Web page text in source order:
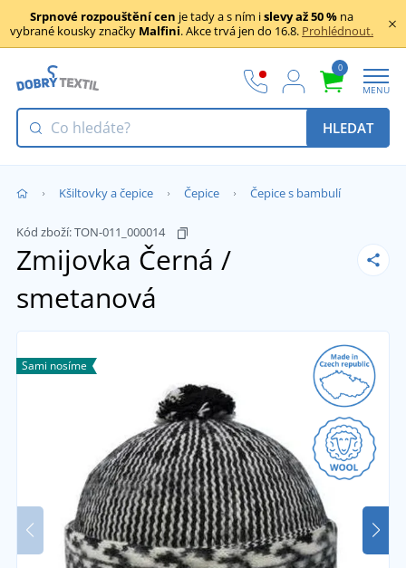
Srpnové rozpouštění cen je tady a s ním islevy až 50 % na
vybrané kousky značky Malfini. Akce trvá jen do 16.8. Prohlédnout.
0
MENU
HLEDAT
Kšiltovky a čepice Čepice Čepice s bambulí
Kód zboží:TON-011_000014
Zmijovka Černá /
smetanová
Sami nosíme